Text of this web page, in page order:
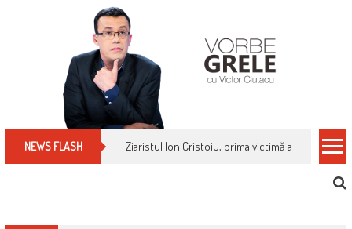
NEWS FLASH Ziaristul Ion Cristoiu, prima victimă a noi